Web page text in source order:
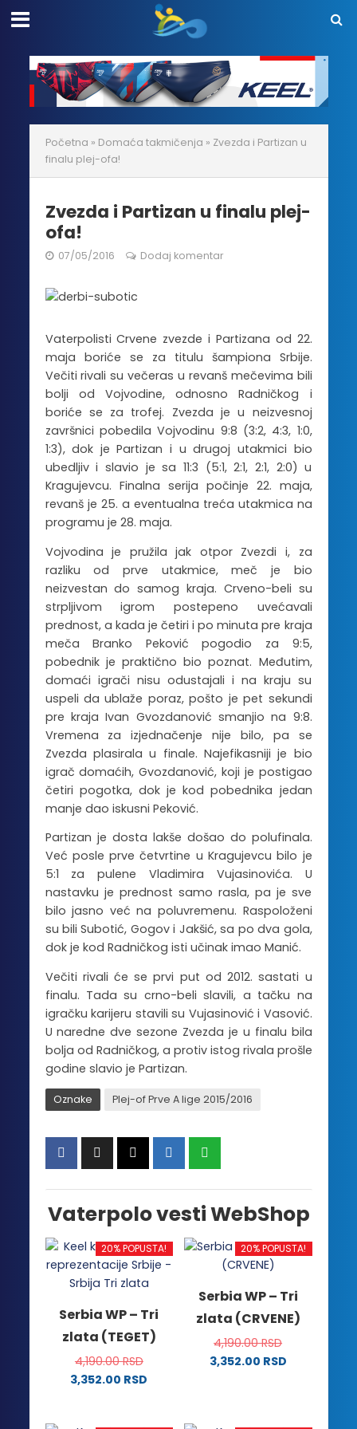
Početna » Domaća takmičenja » Zvezda i Partizan u
finalu plej-ofa!
Zvezda i Partizan u finalu plej-
ofa!
07/05/2016 Dodaj komentar
Vaterpolisti Crvene zvezde i Partizana od 22.
maja boriće se za titulu šampiona Srbije.
Večiti rivali su večeras u revanš mečevima bili
bolji od Vojvodine, odnosno Radničkog i
boriće se za trofej. Zvezda je u neizvesnoj
završnici pobedila Vojvodinu 9:8 (3:2, 4:3, 1:0,
1:3), dok je Partizan i u drugoj utakmici bio
ubedljiv i slavio je sa 11:3 (5:1, 2:1, 2:1, 2:0) u
Kragujevcu. Finalna serija počinje 22. maja,
revanš je 25. a eventualna treća utakmica na
programu je 28. maja.
Vojvodina je pružila jak otpor Zvezdi i, za
razliku od prve utakmice, meč je bio
neizvestan do samog kraja. Crveno-beli su
strpljivom igrom postepeno uvećavali
prednost, a kada je četiri i po minuta pre kraja
meča Branko Peković pogodio za 9:5,
pobednik je praktično bio poznat. Međutim,
domaći igrači nisu odustajali i na kraju su
uspeli da ublaže poraz, pošto je pet sekundi
pre kraja Ivan Gvozdanović smanjio na 9:8.
Vremena za izjednačenje nije bilo, pa se
Zvezda plasirala u finale. Najefikasniji je bio
igrač domaćih, Gvozdanović, koji je postigao
četiri pogotka, dok je kod pobednika jedan
manje dao iskusni Peković.
Partizan je dosta lakše došao do polufinala.
Već posle prve četvrtine u Kragujevcu bilo je
5:1 za pulene Vladimira Vujasinovića. U
nastavku je prednost samo rasla, pa je sve
bilo jasno već na poluvremenu. Raspoloženi
su bili Subotić, Gogov i Jakšić, sa po dva gola,
dok je kod Radničkog isti učinak imao Manić.
Večiti rivali će se prvi put od 2012. sastati u
finalu. Tada su crno-beli slavili, a tačku na
igračku karijeru stavili su Vujasinović i Vasović.
U naredne dve sezone Zvezda je u finalu bila
bolja od Radničkog, a protiv istog rivala prošle
godine slavio je Partizan.
Oznake Plej-of Prve A lige 2015/2016
Vaterpolo vesti WebShop
20% POPUSTA!
Serbia WP – Tri
zlata (TEGET)
4,190.00RSD
3,352.00 RSD
20% POPUSTA!
Serbia WP – Tri
zlata (CRVENE)
4,190.00RSD
3,352.00 RSD